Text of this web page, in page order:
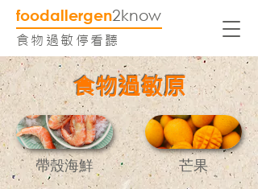
foodallergen2know
食物過敏停看聽
食物過敏原
帶殼海鮮 芒果